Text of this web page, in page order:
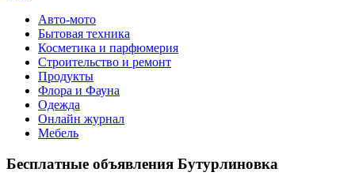
Авто-мото
Бытовая техника
Косметика и парфюмерия
Строительство и ремонт
Продукты
Флора и Фауна
Одежда
Онлайн журнал
Мебель
Бесплатные объявления Бутурлиновка